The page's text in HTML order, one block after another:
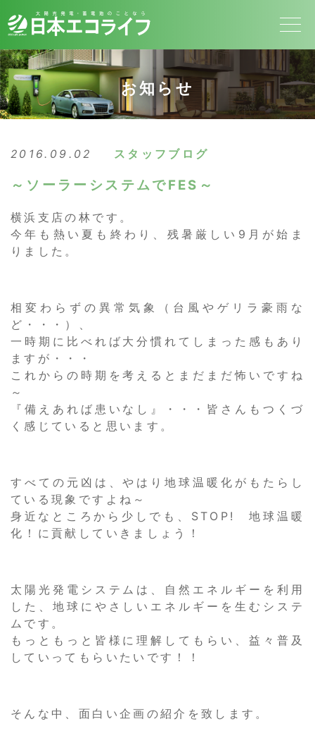
お知らせ
2016.09.02 スタッフブログ
～ソーラーシステムでFES～
横浜支店の林です。
今年も熱い夏も終わり、残暑厳しい9月が始ま
りました。
相変わらずの異常気象（台風やゲリラ豪雨な
ど・・・）、
一時期に比べれば大分慣れてしまった感もあり
ますが・・・
これからの時期を考えるとまだまだ怖いですね
～
『備えあれば患いなし』・・・皆さんもつくづ
く感じていると思います。
すべての元凶は、やはり地球温暖化がもたらし
ている現象ですよね～
身近なところから少しでも、STOP! 地球温暖
化！に貢献していきましょう！
太陽光発電システムは、自然エネルギーを利用
した、地球にやさしいエネルギーを生むシステ
ムです。
もっともっと皆様に理解してもらい、益々普及
していってもらいたいです！！
そんな中、面白い企画の紹介を致します。